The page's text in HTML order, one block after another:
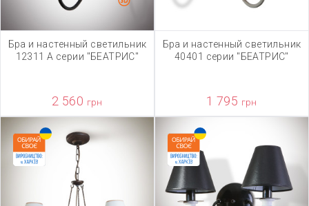
Бра и настенный светильник
12311 А серии "БЕАТРИС"
2 560 грн
Бра и настенный светильник
40401 серии "БЕАТРИС"
1 795 грн